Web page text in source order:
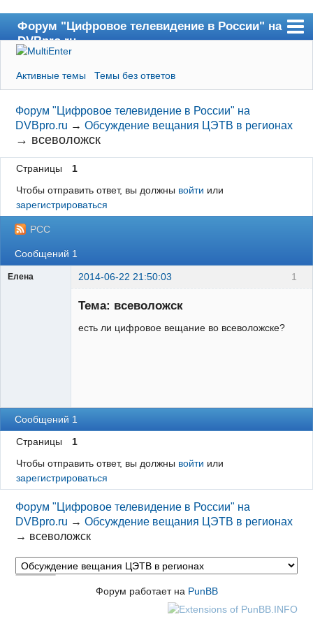
Форум "Цифровое телевидение в России" на
DVBpro.ru
Форум
Сайт DVBpro.ru
Поиск
Регистрация
Вход
Активные темы Темы без ответов
Форум "Цифровое телевидение в России" на
DVBpro.ru →Обсуждение вещания ЦЭТВ в регионах
→ всеволожск
Страницы
1
Чтобы отправить ответ, вы должны войти или
зарегистрироваться
РСС
Сообщений 1
1
Елена 2014-06-22 21:50:03
Тема: всеволожск
есть ли цифровое вещание во всеволожске?
Сообщений 1
Страницы
1
Чтобы отправить ответ, вы должны войти или
зарегистрироваться
Форум "Цифровое телевидение в России" на
DVBpro.ru →Обсуждение вещания ЦЭТВ в регионах
→ всеволожск
Форум работает на PunBB